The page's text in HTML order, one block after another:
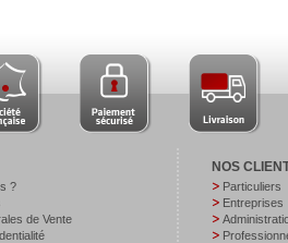
?
de Vente
NOS
Particuliers
Entreprises